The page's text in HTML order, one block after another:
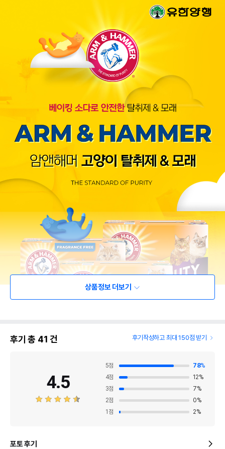
상품정보 더보기
후기 총 41 건 후기작성하고 최대 150점 받기
4.5
5점 78%
4점 12%
3점 7%
2점 0%
1 점 2%
포토 후기